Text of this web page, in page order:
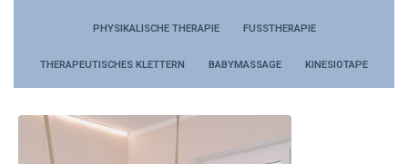
PHYSIKALISCHE THERAPIE FUSSTHERAPIE
THERAPEUTISCHES KLETTERN BABYMASSAGE KINESIOTAPE